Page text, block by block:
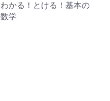
わかる！とける！基本の
数学